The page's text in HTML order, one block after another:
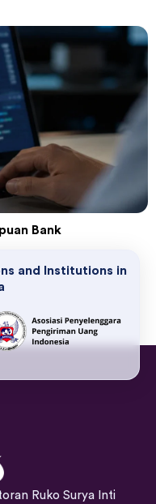
Bank
and Institutions in
Ruko Surya Inti